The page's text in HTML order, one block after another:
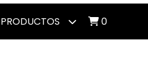
PRODUCTOS 0